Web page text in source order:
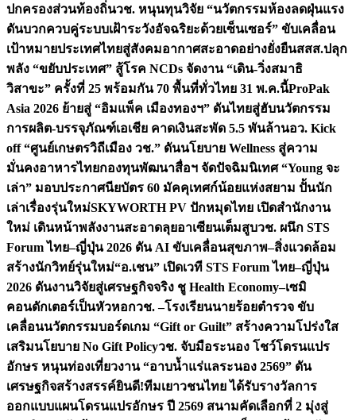
ปกครองส่วนท้องถิ่นวช. หนุนทุนวิจัย “นวัตกรรมห้องลดฝุ่นแรง
ดันบวกควบคู่ระบบเฝ้าระวังอัจฉริยะด้วยเซ็นเซอร์” ขับเคลื่อน
เป้าหมายประเทศไทยสู่สังคมอากาศสะอาดอย่างยั่งยืนสสส.ปลุก
พลัง “ขยับประเทศ” สู้โรค NCDs จัดงาน “เดิน-วิ่งสมาธิ
วิสาขะ” ครั้งที่ 25 พร้อมกัน 70 พื้นที่ทั่วไทย 31 พ.ค.นี้ProPak
Asia 2026 ย้ายสู่ “อิมแพ็ค เมืองทองฯ” ดันไทยสู่ฮับนวัตกรรม
การผลิต-บรรจุภัณฑ์เอเชีย คาดเงินสะพัด 5.5 พันล้านอว. Kick
off “ศูนย์เกษตรวิถีเมือง วช.” ดันนโยบาย Wellness สู่ความ
มั่นคงอาหารไทยกองทุนพัฒนาสื่อฯ จัดปัจฉิมนิเทศ “Young จะ
เล่า” มอบประกาศนียบัตร 60 มัคคุเทศก์น้อยแห่งสยาม ปั้นนัก
เล่าเรื่องรุ่นใหม่SKYWORTH PV ปักหมุดไทย เปิดสำนักงาน
ใหม่ เดินหน้าพลังงานสะอาดลุยอาเซียนเต็มสูบวช. ผนึก STS
Forum ไทย–ญี่ปุ่น 2026 ดัน AI ขับเคลื่อนสุขภาพ–สิ่งแวดล้อม
สร้างนักวิทย์รุ่นใหม่“อ.เชน” เปิดเวที STS Forum ไทย–ญี่ปุ่น
2026 ดันงานวิจัยสู่เศรษฐกิจจริง ชู Health Economy–เซมิ
คอนดักเตอร์เป็นหัวหอกวช. –โรงเรียนนายร้อยตำรวจ ขับ
เคลื่อนนวัตกรรมบอร์ดเกม “Gift or Guilt” สร้างความโปร่งใส
เสริมนโยบาย No Gift Policyวช. จับมือระนอง โชว์โดรนแปร
อักษร หนุนท่องเที่ยวงาน “อาบน้ำแร่แลระนอง 2569” ดัน
เศรษฐกิจสร้างสรรค์ยินดี!ทีมเยาวชนไทย ได้รับรางวัลการ
ออกแบบแผนโดรนแปรอักษร ปี 2569 สนามคัดเลือกที่ 2 มุ่งสู่